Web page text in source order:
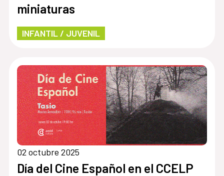
miniaturas
INFANTIL / JUVENIL
02 octubre 2025
Día del Cine Español en el CCELP